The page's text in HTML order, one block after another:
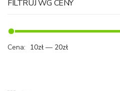
FILTRUJ WG CENY
Cena: 10zł — 20zł